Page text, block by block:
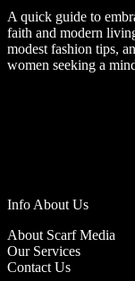
A quick guide to
faith and modern
modest fashion tips,
women seeking a
Info About Us
About Scarf Media
Our Services
Contact Us